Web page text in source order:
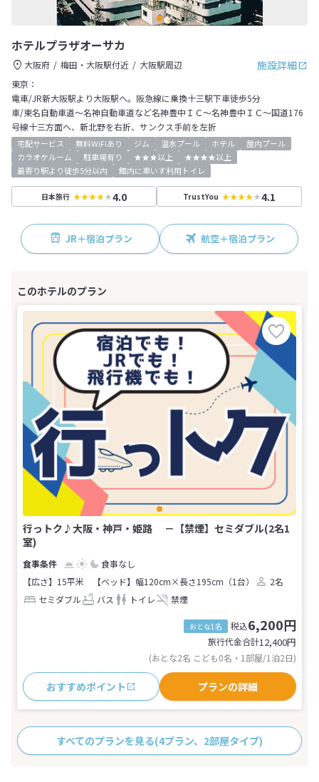
ホテルプラザオーサカ
施設詳細
大阪府 梅田・大阪駅付近
大阪駅周辺
東京：
電車/JR新大阪駅より大阪駅へ。阪急線に乗換十三駅下車徒歩5分
車/東名自動車道～名神自動車道など名神豊中ＩＣ～名神豊中ＩＣ～国道176
号線十三方面へ、新北野を右折、サンクス手前を左折
宅配サービス 無料WiFiあり ジム 温水プール ホテル
屋内プール
カラオケルーム
駐車場有り ★★★以上
★★★★以上
最寄り駅より徒歩5分以内
館内に車いす利用トイレ
日本旅行 4.0 TrustYou 4.1
JR＋宿泊プラン 航空＋宿泊プラン
行っトク♪大阪・神戸・姫路 －【禁煙】セミダブル(2名1
室)
食事なし
【広さ】15平米
【ベッド】幅120cm×長さ195cm（1台）
2名
セミダブル
バス トイレ 禁煙
おとな1名 税込6,200円
旅行代金合計12,400円
(おとな2名 こども0名・1部屋/1泊2日)
おすすめポイント プランの詳細
すべてのプランを見る(4プラン、2部屋タイプ)